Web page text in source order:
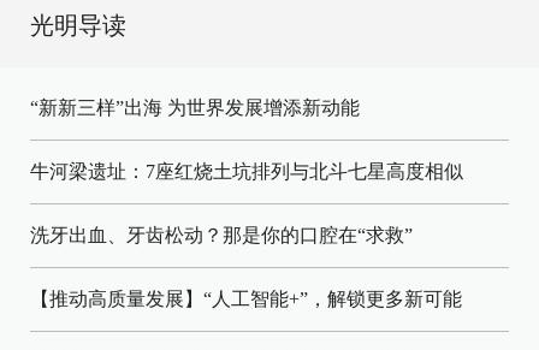
光明导读
“新新三样”出海 为世界发展增添新动能
牛河梁遗址：7座红烧土坑排列与北斗七星高度相似
洗牙出血、牙齿松动？那是你的口腔在“求救”
【推动高质量发展】“人工智能+”，解锁更多新可能